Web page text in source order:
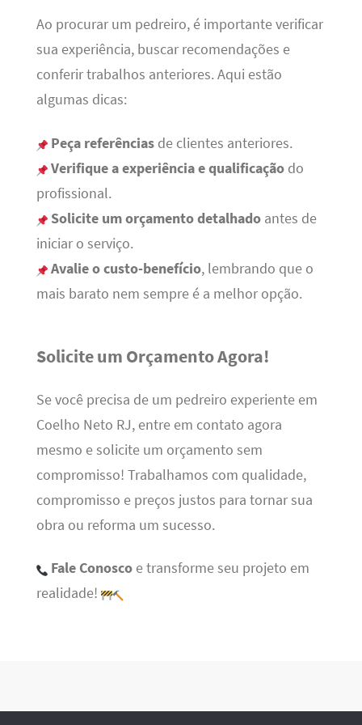
Ao procurar um pedreiro, é importante verificar
sua experiência, buscar recomendações e
conferir trabalhos anteriores. Aqui estão
algumas dicas:
Peça referênciasde clientes anteriores.
Verifique a experiência e qualificaçãodo
profissional.
Solicite um orçamento detalhadoantes de
iniciar o serviço.
Avalie o custo-benefício, lembrando que o
mais barato nem sempre é a melhor opção.
Solicite um Orçamento Agora!
Se você precisa de um pedreiro experiente em
Coelho Neto RJ, entre em contato agora
mesmo e solicite um orçamento sem
compromisso! Trabalhamos com qualidade,
compromisso e preços justos para tornar sua
obra ou reforma um sucesso.
Fale Conoscoe transforme seu projeto em
realidade!